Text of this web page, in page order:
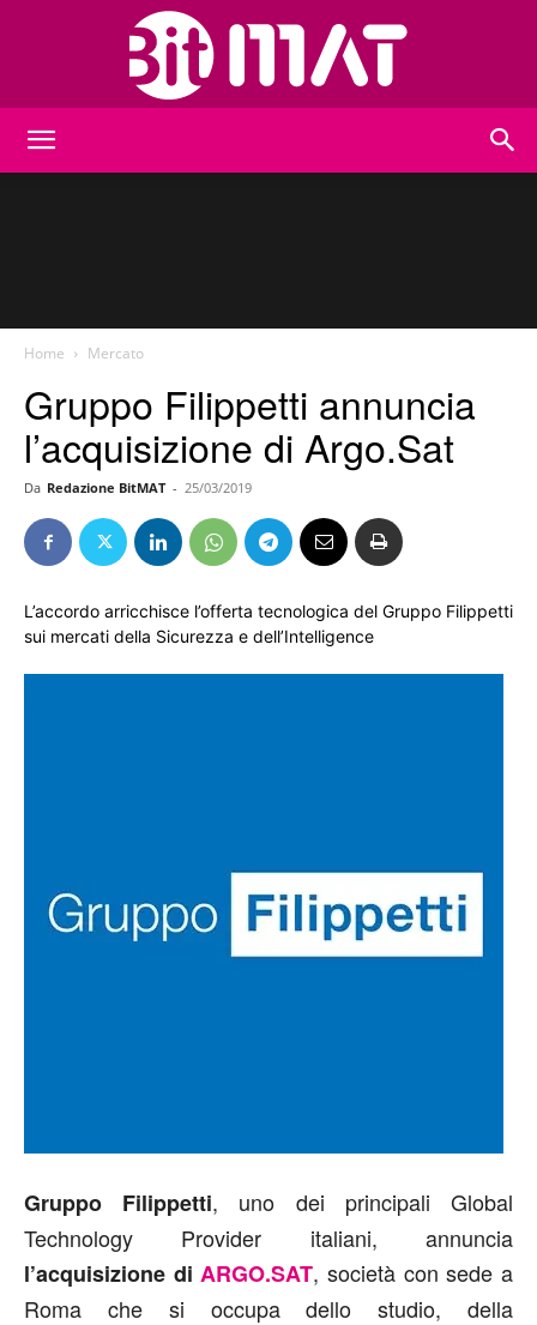
Home Mercato
Gruppo Filippetti annuncia
l’acquisizione di Argo.Sat
Da Redazione BitMAT - 25/03/2019
L’accordo arricchisce l’offerta tecnologica del Gruppo Filippetti
sui mercati della Sicurezza e dell’Intelligence
Gruppo Filippetti, uno dei principali Global
Technology Provider italiani, annuncia
l’acquisizione diARGO.SAT, società con sede a
Roma che si occupa dello studio, della